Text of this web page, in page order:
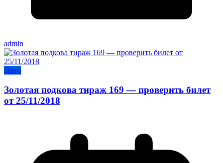
admin
Лото
Золотая подкова тираж 169 — проверить билет
от 25/11/2018